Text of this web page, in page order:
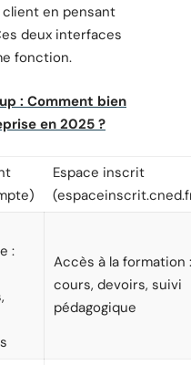
en pensant
deux interfaces
fonction.
: Comment bien
en 2025 ?
Espace inscrit
:
Accès à la formation :
cours, devoirs, suivi
pédagogique